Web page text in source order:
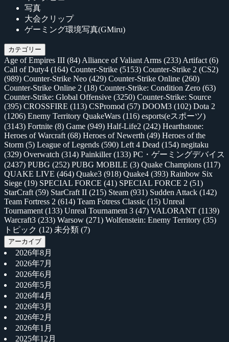
写真
大会クリップ
ゲーミング環境写真(GMiru)
カテゴリー
Age of Empires III (84) Alliance of Valiant Arms (233) Artifact (6)
Call of Duty4 (164) Counter-Strike (5153) Counter-Strike 2 (CS2)
(989) Counter-Strike Neo (429) Counter-Strike Online (260)
Counter-Strike Online 2 (18) Counter-Strike: Condition Zero (63)
Counter-Strike: Global Offensive (3250) Counter-Strike: Source
(395) CROSSFIRE (113) CSPromod (57) DOOM3 (102) Dota 2
(1206) Enemy Territory QuakeWars (116) esports(eスポーツ)
(3143) Fortnite (8) Game (949) Half-Life2 (242) Hearthstone:
Heroes of Warcraft (68) Heroes of Newerth (49) Heroes of the
Storm (5) League of Legends (590) Left 4 Dead (154) negitaku
(329) Overwatch (314) Painkiller(133) PC・ゲーミングデバイス
(2437) PUBG (252) PUBG MOBILE (3) Quake Champions (117)
QUAKE LIVE (464) Quake3 (918) Quake4 (393) Rainbow Six
Siege (19) SPECIAL FORCE (41) SPECIAL FORCE 2 (51)
StarCraft (59) StarCraft II (215) Steam (931) Sudden Attack (142)
Team Fortress 2 (614) Team Fotress Classic (15) Unreal
Tournament (133) Unreal Tournament 3 (47) VALORANT (1139)
Warcraft3 (233) Warsow (271) Wolfenstein: Enemy Territory (35)
トピック (12) 未分類 (7)
アーカイブ
2026年8月
2026年7月
2026年6月
2026年5月
2026年4月
2026年3月
2026年2月
2026年1月
2025年12月